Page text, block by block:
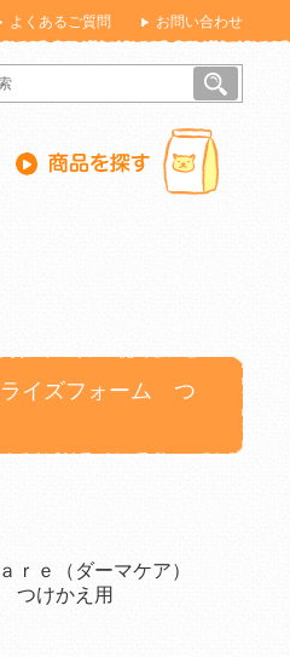
よくあるご質問 お問い合わせ
イズフォーム つ
ｒｅ（ダーマケア）
つけかえ用